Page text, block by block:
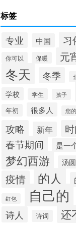
标签
专业 中国 习
你可以 保暖 元
冬天 冬季
学校 学生 孩子
年初 很多人 您的
攻略 新年
春节期间 是一
梦幻西游 汤圆
疫情
的人
红包 自己的
诗人 诗词 还